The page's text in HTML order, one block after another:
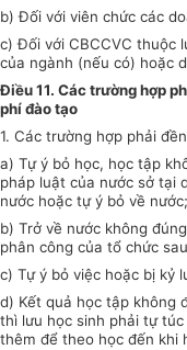
b) Đối với viên chức các
c) Đối với CBCCVC thuộc
của ngành (nếu có) hoặc
Điều 11. Các trường hợp
phí đào tạo
1. Các trường hợp phải
a) Tự ý bỏ học, học tập
pháp luật của nước sở tại
nước hoặc tự ý bỏ về nước;
b) Trở về nước không
phân công của tổ chức
c) Tự ý bỏ việc hoặc bị kỷ
d) Kết quả học tập không
thì lưu học sinh phải tự
thêm để theo học đến khi